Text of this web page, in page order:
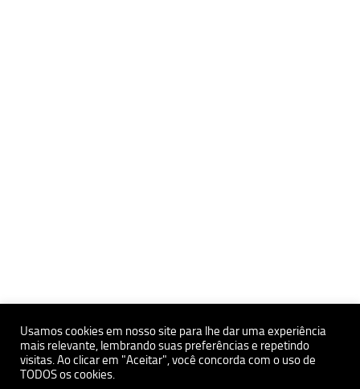
Políticas de Privacidade e Proteçãoa de Dados Pessoais
Usamos cookies em nosso site para lhe dar uma experiência
mais relevante, lembrando suas preferências e repetindo
visitas. Ao clicar em "Aceitar", você concorda com o uso de
TODOS os cookies.